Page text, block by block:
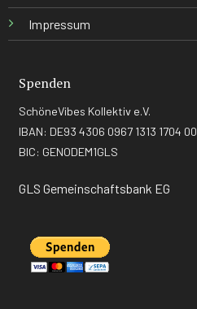
Impressum
Spenden
SchöneVibes Kollektiv e.V.
IBAN: DE93 4306 0967 1313 1704 00
BIC: GENODEM1GLS
GLS Gemeinschaftsbank EG